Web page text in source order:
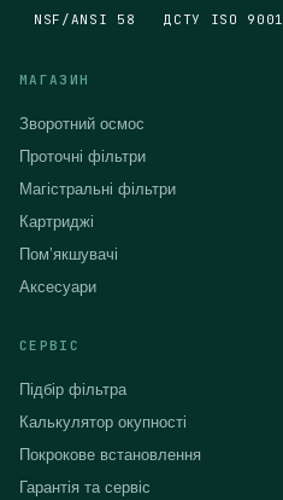
NSF/ANSI 58 ДСТУ ISO 9001
МАГАЗИН
Зворотний осмос
Проточні фільтри
Магістральні фільтри
Картриджі
Помʼякшувачі
Аксесуари
СЕРВІС
Підбір фільтра
Калькулятор окупності
Покрокове встановлення
Гарантія та сервіс